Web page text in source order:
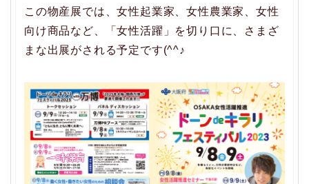
この物産展では、女性起業家、女性農業家、女性
向け商品など、「女性活躍」を切り口に、さまざ
まな出展がされる予定です(^^♪